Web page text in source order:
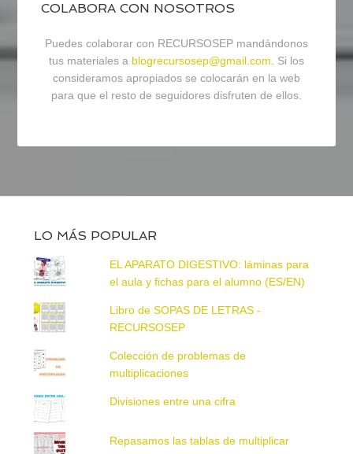
COLABORA CON NOSOTROS
Puedes colaborar con RECURSOSEP mandándonos
tus materiales a blogrecursosep@gmail.com. Si los
consideramos apropiados se colocarán en la web
para que el resto de seguidores disfruten de ellos.
LO MÁS POPULAR
EL APARATO DIGESTIVO: láminas para
el aula y fichas para el alumno (ES/EN)
Libro de SOPAS DE LETRAS -
RECURSOSEP
Colección de problemas de
multiplicaciones
Divisiones entre una cifra
Repasamos las tablas de multiplicar